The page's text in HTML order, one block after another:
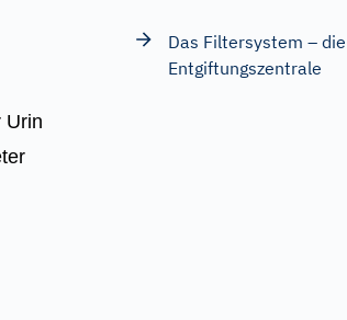
Urin
Das Filtersystem – die
Entgiftungszentrale